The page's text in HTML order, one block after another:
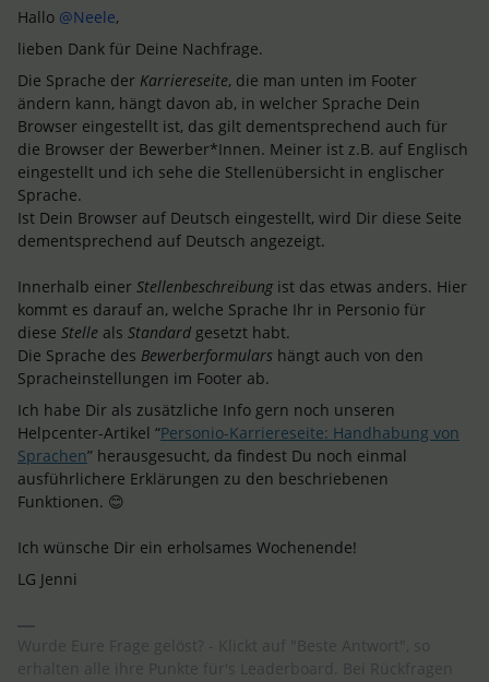
Hallo @Neele,
lieben Dank für Deine Nachfrage.
Die Sprache der Karriereseite, die man unten im Footer
ändern kann, hängt davon ab, in welcher Sprache Dein
Browser eingestellt ist, das gilt dementsprechend auch für
die Browser der Bewerber*Innen. Meiner ist z.B. auf Englisch
eingestellt und ich sehe die Stellenübersicht in englischer
Sprache.
Ist Dein Browser auf Deutsch eingestellt, wird Dir diese Seite
dementsprechend auf Deutsch angezeigt.
Innerhalb einer Stellenbeschreibung ist das etwas anders. Hier
kommt es darauf an, welche Sprache Ihr in Personio für
diese Stelle als Standard gesetzt habt.
Die Sprache des Bewerberformulars hängt auch von den
Spracheinstellungen im Footer ab.
Ich habe Dir als zusätzliche Info gern noch unseren
Helpcenter-Artikel “Personio-Karriereseite: Handhabung von
Sprachen” herausgesucht, da findest Du noch einmal
ausführlichere Erklärungen zu den beschriebenen
Funktionen. 😊
Ich wünsche Dir ein erholsames Wochenende!
LG Jenni